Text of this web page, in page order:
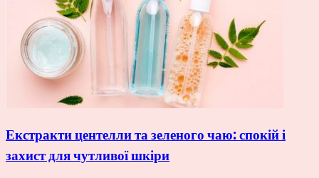
Екстракти центелли та зеленого чаю: спокій і
захист для чутливої шкіри